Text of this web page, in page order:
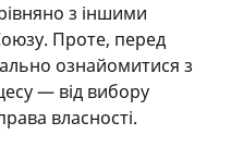
з іншими
Проте, перед
ознайомитися з
— від вибору
власності.